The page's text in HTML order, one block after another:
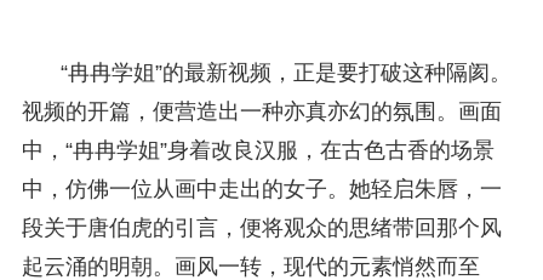
“冉冉学姐”的最新视频，正是要打破这种隔阂。
视频的开篇，便营造出一种亦真亦幻的氛围。画面
中，“冉冉学姐”身着改良汉服，在古色古香的场景
中，仿佛一位从画中走出的女子。她轻启朱唇，一
段关于唐伯虎的引言，便将观众的思绪带回那个风
起云涌的明朝。画风一转，现代的元素悄然而至